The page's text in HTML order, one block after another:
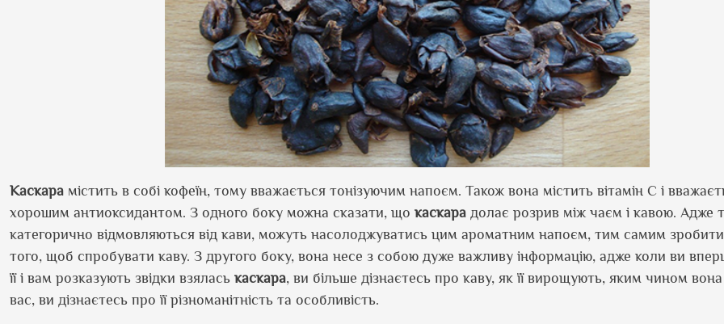
Каскара містить в собі кофеїн, тому вважається тонізуючим напоєм. Також вона містить вітамін С і
хорошим антиоксидантом. З одного боку можна сказати, що каскара долає розрив між чаєм і кавою. Адже
категорично відмовляються від кави, можуть насолоджуватись цим ароматним напоєм, тим самим
того, щоб спробувати каву. З другого боку, вона несе з собою дуже важливу інформацію, адже коли ви
її і вам розказують звідки взялась каскара, ви більше дізнаєтесь про каву, як її вирощують, яким чином
вас, ви дізнаєтесь про її різноманітність та особливість.